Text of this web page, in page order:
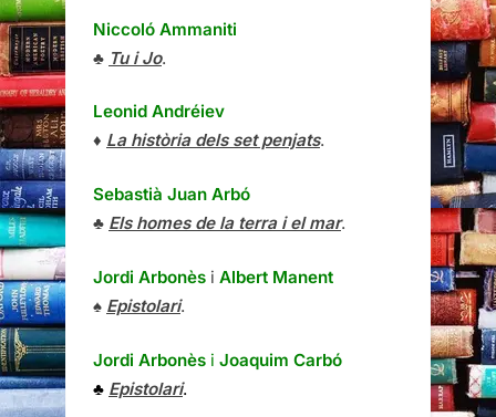
Niccoló Ammaniti
♣ Tu i Jo.
Leonid Andréiev
♦ La història dels set penjats.
Sebastià Juan Arbó
♣ Els homes de la terra i el mar.
Jordi Arbonès i Albert Manent
♠ Epistolari.
Jordi Arbonès i Joaquim Carbó
♣ Epistolari.